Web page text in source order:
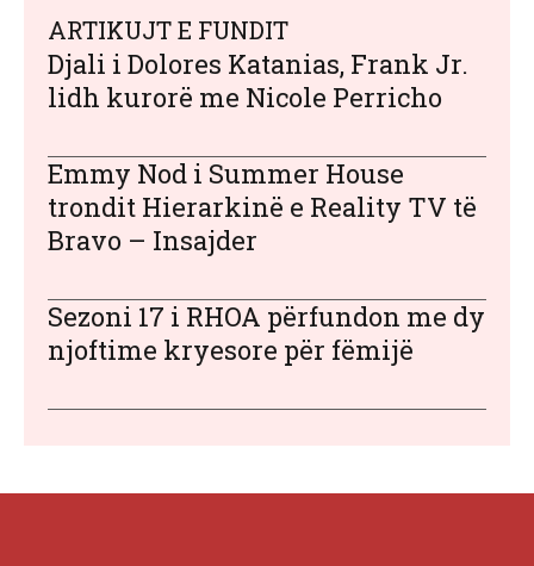
ARTIKUJT E FUNDIT
Djali i Dolores Katanias, Frank Jr.
lidh kurorë me Nicole Perricho
Emmy Nod i Summer House
trondit Hierarkinë e Reality TV të
Bravo – Insajder
Sezoni 17 i RHOA përfundon me dy
njoftime kryesore për fëmijë